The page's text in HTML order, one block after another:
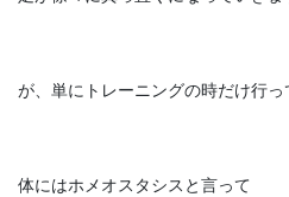
が、単にトレーニングの時だけ行っ
体にはホメオスタシスと言って